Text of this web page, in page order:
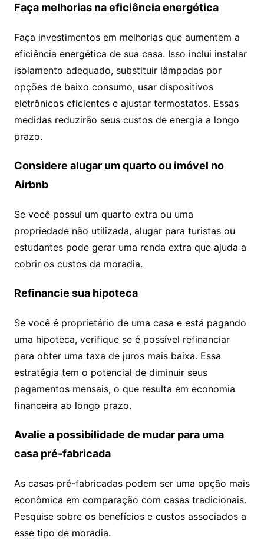
Faça melhorias na eficiência energética
Faça investimentos em melhorias que aumentem a
eficiência energética de sua casa. Isso inclui instalar
isolamento adequado, substituir lâmpadas por
opções de baixo consumo, usar dispositivos
eletrônicos eficientes e ajustar termostatos. Essas
medidas reduzirão seus custos de energia a longo
prazo.
Considere alugar um quarto ou imóvel no
Airbnb
Se você possui um quarto extra ou uma
propriedade não utilizada, alugar para turistas ou
estudantes pode gerar uma renda extra que ajuda a
cobrir os custos da moradia.
Refinancie sua hipoteca
Se você é proprietário de uma casa e está pagando
uma hipoteca, verifique se é possível refinanciar
para obter uma taxa de juros mais baixa. Essa
estratégia tem o potencial de diminuir seus
pagamentos mensais, o que resulta em economia
financeira ao longo prazo.
Avalie a possibilidade de mudar para uma
casa pré-fabricada
As casas pré-fabricadas podem ser uma opção mais
econômica em comparação com casas tradicionais.
Pesquise sobre os benefícios e custos associados a
esse tipo de moradia.